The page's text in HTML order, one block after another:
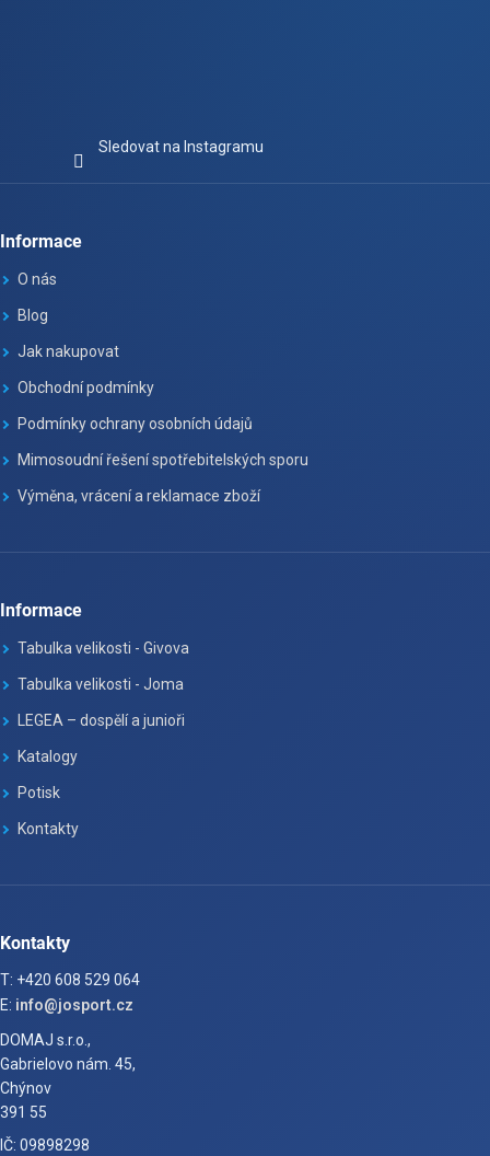
Sledovat na Instagramu
Informace
O nás
Blog
Jak nakupovat
Obchodní podmínky
Podmínky ochrany osobních údajů
Mimosoudní řešení spotřebitelských sporu
Výměna, vrácení a reklamace zboží
Informace
Tabulka velikosti - Givova
Tabulka velikosti - Joma
LEGEA – dospělí a junioři
Katalogy
Potisk
Kontakty
Kontakty
T: +420 608 529 064
E: info@josport.cz
DOMAJ s.r.o.,
Gabrielovo nám. 45,
Chýnov
391 55
IČ: 09898298